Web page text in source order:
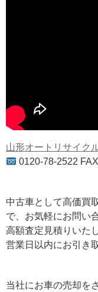
山形オートリサイク
0120-78-2522
中古車として高価買
で、お気軽にお問い
高額査定見積りいた
営業日以内にお引き
当社にお車の売却を